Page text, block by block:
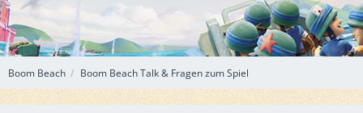
Boom Beach Boom Beach Talk & Fragen zum Spiel